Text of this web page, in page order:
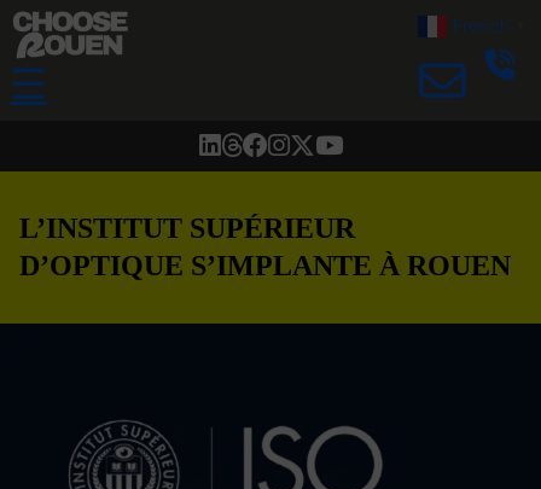
☰
French
L’INSTITUT SUPÉRIEUR
D’OPTIQUE S’IMPLANTE À ROUEN